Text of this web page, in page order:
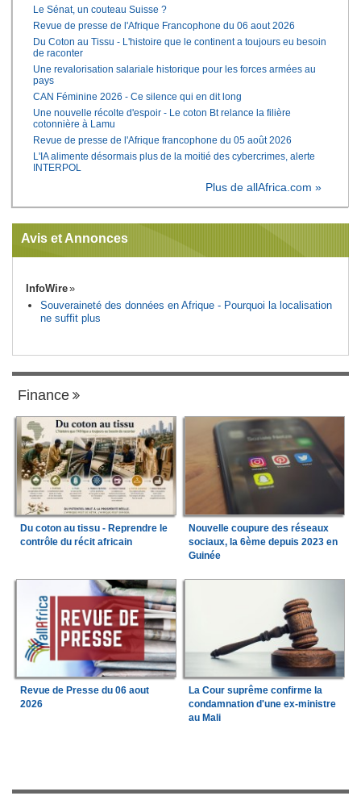
Le Sénat, un couteau Suisse ?
Revue de presse de l'Afrique Francophone du 06 aout 2026
Du Coton au Tissu - L'histoire que le continent a toujours eu besoin
de raconter
Une revalorisation salariale historique pour les forces armées au
pays
CAN Féminine 2026 - Ce silence qui en dit long
Une nouvelle récolte d'espoir - Le coton Bt relance la filière
cotonnière à Lamu
Revue de presse de l'Afrique francophone du 05 août 2026
L'IA alimente désormais plus de la moitié des cybercrimes, alerte
INTERPOL
Plus de allAfrica.com »
Avis et Annonces
InfoWire
Souveraineté des données en Afrique - Pourquoi la localisation
ne suffit plus
Finance
Du coton au tissu - Reprendre le
contrôle du récit africain
Nouvelle coupure des réseaux
sociaux, la 6ème depuis 2023 en
Guinée
Revue de Presse du 06 aout
2026
La Cour suprême confirme la
condamnation d'une ex-ministre
au Mali